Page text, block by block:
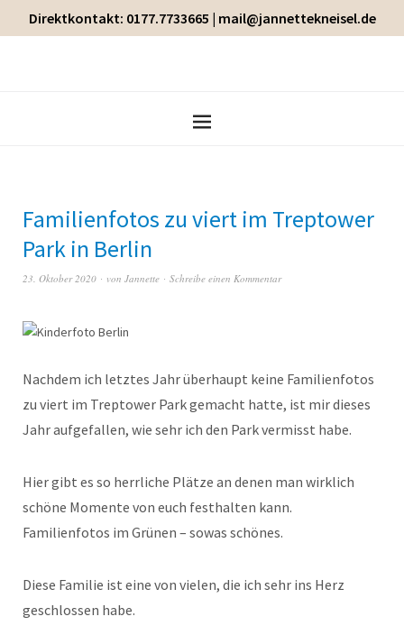
Direktkontakt: 0177.7733665 | mail@jannettekneisel.de
Familienfotos zu viert im Treptower
Park in Berlin
23. Oktober 2020 von Jannette Schreibe einen Kommentar
Nachdem ich letztes Jahr überhaupt keine Familienfotos
zu viert im Treptower Park gemacht hatte, ist mir dieses
Jahr aufgefallen, wie sehr ich den Park vermisst habe.
Hier gibt es so herrliche Plätze an denen man wirklich
schöne Momente von euch festhalten kann.
Familienfotos im Grünen – sowas schönes.
Diese Familie ist eine von vielen, die ich sehr ins Herz
geschlossen habe.